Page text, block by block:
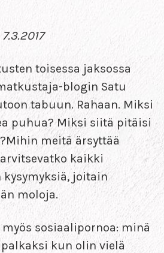
toisessa jaksossa
blogin Satu
tabuun. Rahaan. Miksi
puhua? Miksi siitä pitäisi
meitä ärsyttää
kaikki
kysymyksiä, joitain
moloja.
sosiaalipornoa: minä
kun olin vielä